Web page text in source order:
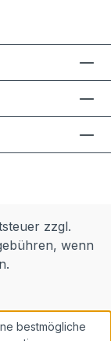
zzgl.
wenn
bestmögliche